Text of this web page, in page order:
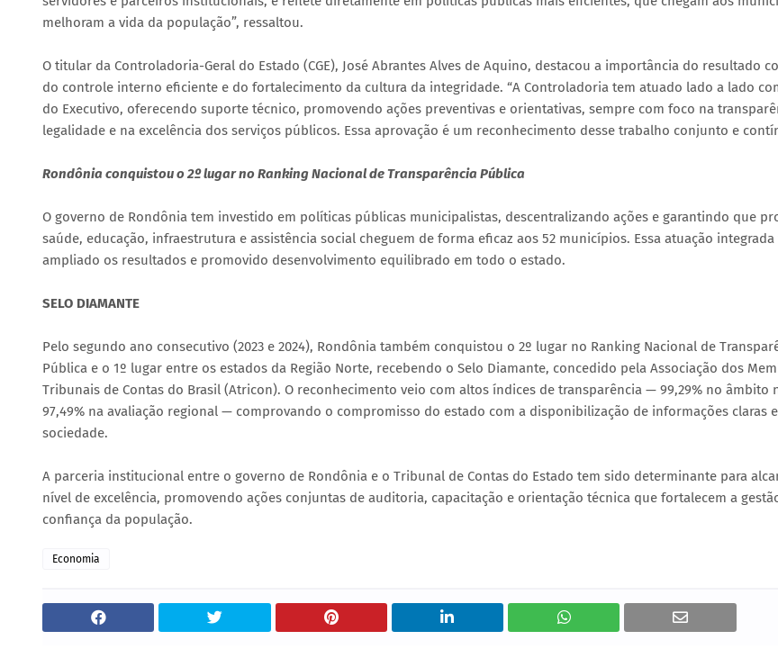
melhoram a vida da população”, ressaltou.
O titular da Controladoria-Geral do Estado (CGE), José Abrantes Alves de Aquino, destacou a importância do resultado
do controle interno eficiente e do fortalecimento da cultura da integridade. “A Controladoria tem atuado lado a lado
do Executivo, oferecendo suporte técnico, promovendo ações preventivas e orientativas, sempre com foco na
legalidade e na excelência dos serviços públicos. Essa aprovação é um reconhecimento desse trabalho conjunto e
Rondônia conquistou o 2º lugar no Ranking Nacional de Transparência Pública
O governo de Rondônia tem investido em políticas públicas municipalistas, descentralizando ações e garantindo que
saúde, educação, infraestrutura e assistência social cheguem de forma eficaz aos 52 municípios. Essa atuação integrada
ampliado os resultados e promovido desenvolvimento equilibrado em todo o estado.
SELO DIAMANTE
Pelo segundo ano consecutivo (2023 e 2024), Rondônia também conquistou o 2º lugar no Ranking Nacional de
Pública e o 1º lugar entre os estados da Região Norte, recebendo o Selo Diamante, concedido pela Associação dos
Tribunais de Contas do Brasil (Atricon). O reconhecimento veio com altos índices de transparência — 99,29% no âmbito
97,49% na avaliação regional — comprovando o compromisso do estado com a disponibilização de informações claras e
sociedade.
A parceria institucional entre o governo de Rondônia e o Tribunal de Contas do Estado tem sido determinante para
nível de excelência, promovendo ações conjuntas de auditoria, capacitação e orientação técnica que fortalecem a
confiança da população.
Economia